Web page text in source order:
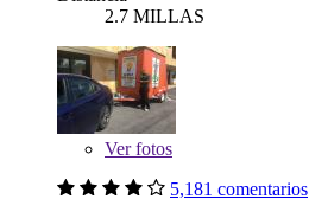
2.7 MILLAS
Verfotos
5,181 comentarios